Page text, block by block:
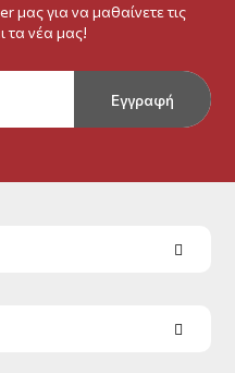
για να μαθαίνετε τις
τα νέα μας!
Εγγραφή